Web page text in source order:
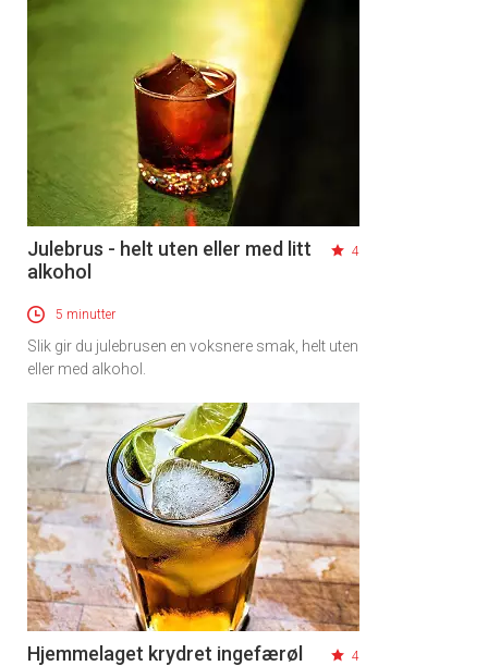
Julebrus - helt uten eller med litt
alkohol
4
5 minutter
Slik gir du julebrusen en voksnere smak, helt uten
eller med alkohol.
Hjemmelaget krydret ingefærøl 4